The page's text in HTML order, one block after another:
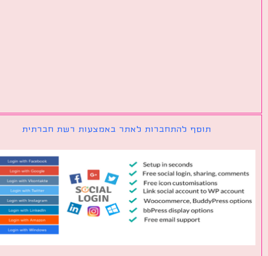
תוסף להתחברות לאתר באמצעות רשת חברתית